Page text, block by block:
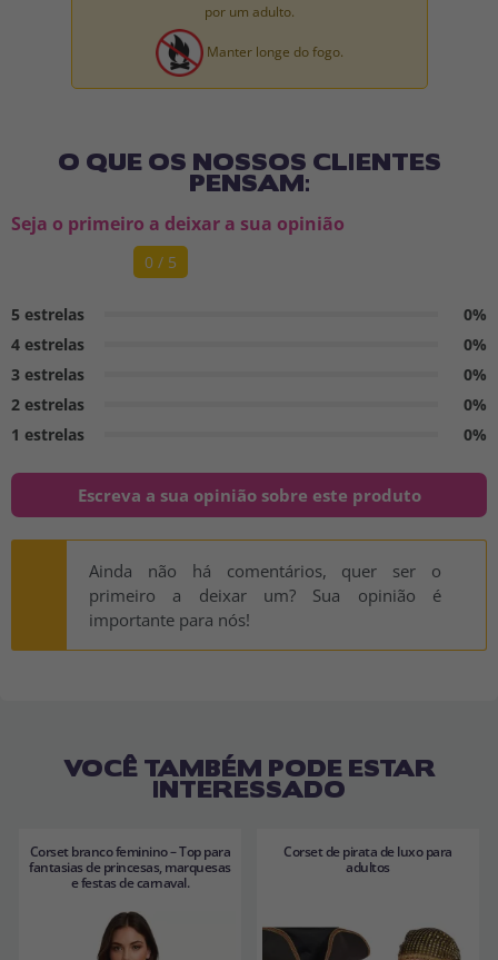
por um adulto.
Manter longe do fogo.
O QUE OS NOSSOS CLIENTES
PENSAM:
Seja o primeiro a deixar a sua opinião
0 / 5
5 estrelas
0%
4 estrelas
0%
3 estrelas
0%
2 estrelas
0%
1 estrelas
0%
Escreva a sua opinião sobre este produto
Ainda não há comentários, quer ser o
primeiro a deixar um? Sua opinião é
importante para nós!
VOCÊ TAMBÉM PODE ESTAR
INTERESSADO
Corset branco feminino – Top para
fantasias de princesas, marquesas
e festas de carnaval.
Corset de pirata de luxo para
adultos